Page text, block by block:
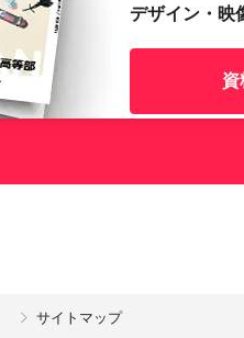
デザイン・映
資
サイトマップ